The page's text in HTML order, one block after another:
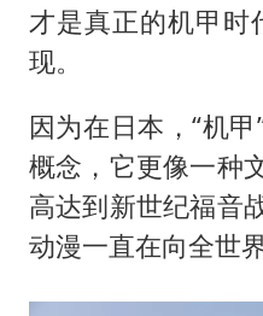
才是真正的机甲时
现。
因为在日本，“机
概念，它更像一种
高达到新世纪福音
动漫一直在向全世